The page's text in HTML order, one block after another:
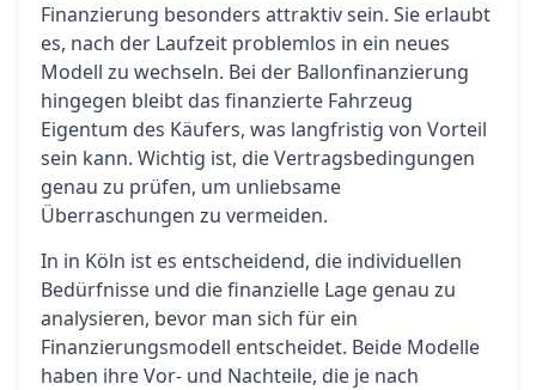
Finanzierung besonders attraktiv sein. Sie erlaubt
es, nach der Laufzeit problemlos in ein neues
Modell zu wechseln. Bei der Ballonfinanzierung
hingegen bleibt das finanzierte Fahrzeug
Eigentum des Käufers, was langfristig von Vorteil
sein kann. Wichtig ist, die Vertragsbedingungen
genau zu prüfen, um unliebsame
Überraschungen zu vermeiden.
In in Köln ist es entscheidend, die individuellen
Bedürfnisse und die finanzielle Lage genau zu
analysieren, bevor man sich für ein
Finanzierungsmodell entscheidet. Beide Modelle
haben ihre Vor- und Nachteile, die je nach